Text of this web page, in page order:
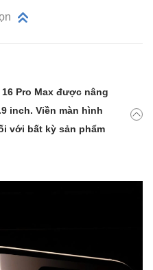
Pro Max được nâng
inch. Viền màn hình
với bất kỳ sản phẩm